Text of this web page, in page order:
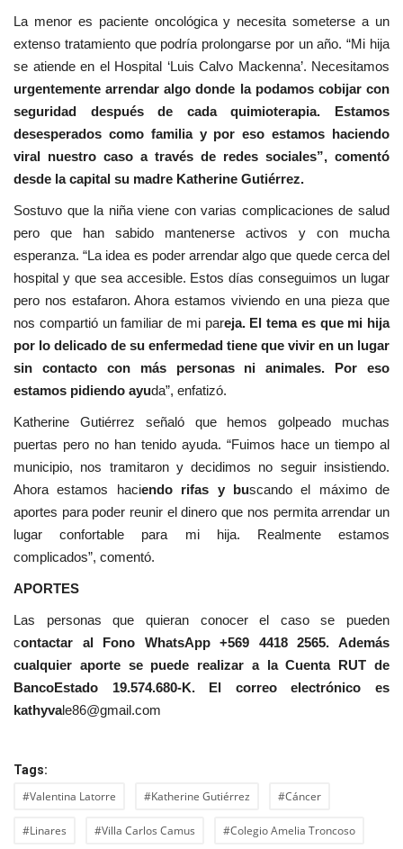
La menor es paciente oncológica y necesita someterse a un
extenso tratamiento que podría prolongarse por un año. “Mi hija
se atiende en el Hospital ‘Luis Calvo Mackenna’. Necesitamos
urgentemente arrendar algo donde la podamos cobijar con
seguridad después de cada quimioterapia. Estamos
desesperados como familia y por eso estamos haciendo
viral nuestro caso a través de redes sociales”, comentó
desde la capital su madre Katherine Gutiérrez.
Sostuvo que la niña viene con varias complicaciones de salud
pero que han sabido mantenerse activos y con mucha
esperanza. “La idea es poder arrendar algo que quede cerca del
hospital y que sea accesible. Estos días conseguimos un lugar
pero nos estafaron. Ahora estamos viviendo en una pieza que
nos compartió un familiar de mi pareja. El tema es que mi hija
por lo delicado de su enfermedad tiene que vivir en un lugar
sin contacto con más personas ni animales. Por eso
estamos pidiendo ayuda”, enfatizó.
Katherine Gutiérrez señaló que hemos golpeado muchas
puertas pero no han tenido ayuda. “Fuimos hace un tiempo al
municipio, nos tramitaron y decidimos no seguir insistiendo.
Ahora estamos haciendo rifas y buscando el máximo de
aportes para poder reunir el dinero que nos permita arrendar un
lugar confortable para mi hija. Realmente estamos
complicados”, comentó.
APORTES
Las personas que quieran conocer el caso se pueden
contactar al Fono WhatsApp +569 4418 2565. Además
cualquier aporte se puede realizar a la Cuenta RUT de
BancoEstado 19.574.680-K. El correo electrónico es
kathyvale86@gmail.com
Tags:
#Valentina Latorre #Katherine Gutiérrez #Cáncer
#Linares #Villa Carlos Camus #Colegio Amelia Troncoso